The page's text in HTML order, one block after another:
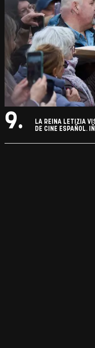
9.
LA REINA LETIZIA
DE CINE ESPAÑOL.